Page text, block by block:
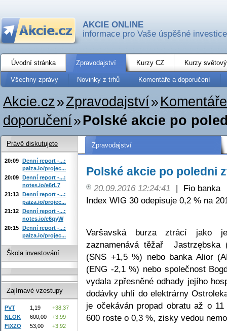
AKCIE ONLINE
informace pro Vaše úspěšné investice
Úvodní stránka Zpravodajství Kurzy CZ Kurzy
Všechny zprávy Novinky z trhů Komentáře a doporučení
Akcie.cz»Zpravodajství»
doporučení»Polské akcie po
Zpravodajství
Polské akcie po poledni
20.09.2016 12:24:41 |
Fio banka
Index WIG 30 odepisuje 0,2 % na
Varšavská burza ztrácí jako
zaznamenává těžař Jastrzębska
(SNS +1,5 %) nebo banka Alior
(ENG -2,1 %) nebo společnost
vydala zpřesněné odhady jejího
dodávky uhlí do elektrárny
je očekáván propad obratu až o
600 roste o 0,3 %, zisky vedou
Právě diskutujete
20:09 Denní report -...:
paiza.io/projec...
20:09 Denní report -...:
notes.io/e6rL7
21:13 Denní report -...:
paiza.io/projec...
21:12 Denní report -...:
notes.io/e6qyW
20:15 Denní report -...:
paiza.io/projec...
Škola investování
Zajímavé vzestupy
PVT 1,19
+38,37
NLOK
600,00
+3,99
FIXZO
53,00
+3,92